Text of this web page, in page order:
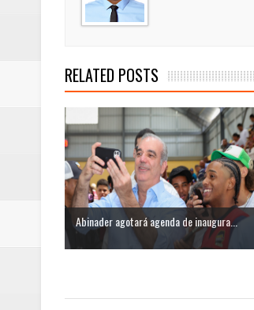
RELATED POSTS
Abinader agotará agenda de inaugura...